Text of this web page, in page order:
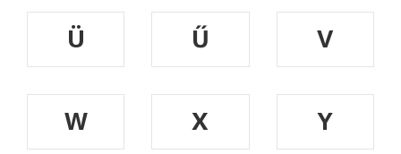
Ü Ű
V
W
X
Y